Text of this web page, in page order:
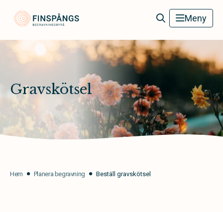
Finspångs Begravningsbyrå Meny
Gravskötsel
Hem Planera begravning Beställ gravskötsel